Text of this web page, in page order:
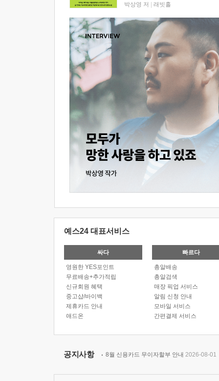
박상영 저 래빗홀
예스24 대표서비스
싸다
영원한 YES포인트
무료배송+추가적립
신규회원 혜택
중고샵/바이백
제휴카드 안내
애드온
빠르다
총알배송
총알검색
매장 픽업 서비스
알림 신청 안내
모바일 서비스
간편결제 서비스
공지사항 8월 신용카드 무이자할부 안내 2026-08-01